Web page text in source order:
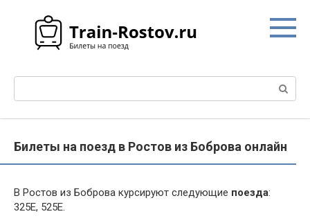
контенту
Билеты на поезд в Ростов из Боброва онлайн
В Ростов из Боброва курсируют следующие поезда:
325Е, 525Е.